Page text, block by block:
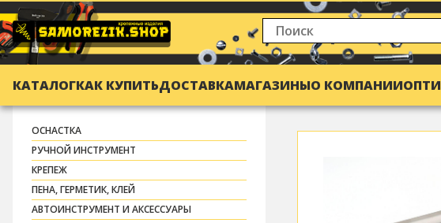
КАТАЛОГКАК КУПИТЬДОСТАВКАМАГАЗИНЫО КОМПАНИИОПТ
ОСНАСТКА
РУЧНОЙ ИНСТРУМЕНТ
КРЕПЕЖ
ПЕНА, ГЕРМЕТИК, КЛЕЙ
АВТОИНСТРУМЕНТ И АКСЕССУАРЫ